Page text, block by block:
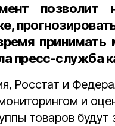
позволит
пресс-служба
Росстат и
и
товаров